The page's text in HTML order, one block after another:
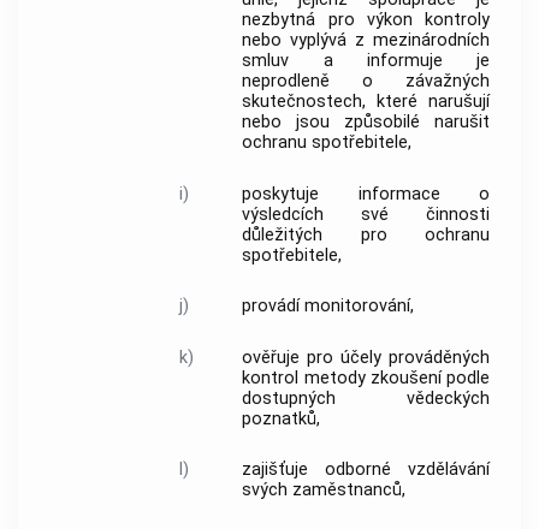
nezbytná pro výkon
kontroly
nebo vyplývá z mezinárodních
smluv a informuje je
neprodleně o závažných
skutečnostech, které narušují
nebo jsou způsobilé narušit
ochranuspotřebitele,
i)
poskytuje informace o
výsledcích své činnosti
důležitých pro ochranu
spotřebitele,
j) provádímonitorování,
k)
ověřuje pro účely prováděných
kontrol metody zkoušení podle
dostupných vědeckých
poznatků,
l)
zajišťuje odborné vzdělávání
svých zaměstnanců,